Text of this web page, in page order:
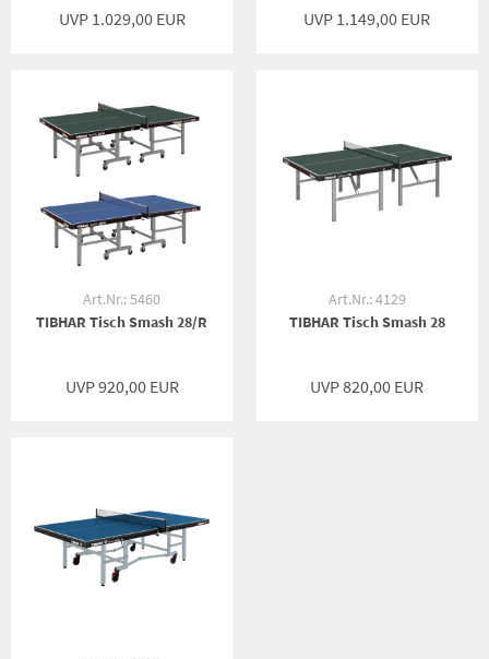
UVP 1.029,00 EUR UVP 1.149,00 EUR
Art.Nr.: 5460
TIBHAR Tisch Smash 28/R
UVP 920,00 EUR
Art.Nr.: 4129
TIBHAR Tisch Smash 28
UVP 820,00 EUR